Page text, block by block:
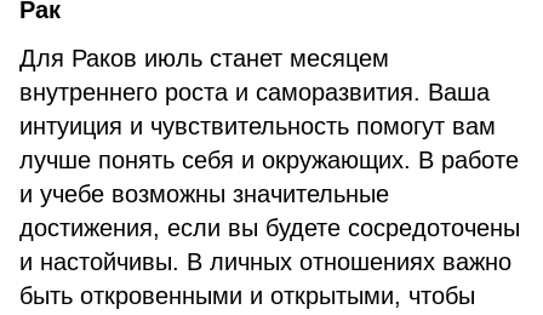
Рак
Для Раков июль станет месяцем
внутреннего роста и саморазвития. Ваша
интуиция и чувствительность помогут вам
лучше понять себя и окружающих. В работе
и учебе возможны значительные
достижения, если вы будете сосредоточены
и настойчивы. В личных отношениях важно
быть откровенными и открытыми, чтобы